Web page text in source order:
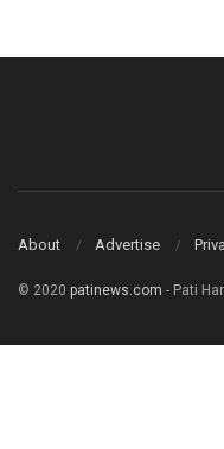
About Advertise
© 2020 patinews.com - Pati